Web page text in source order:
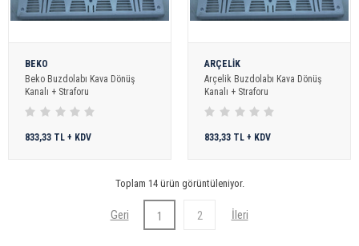
BEKO
Beko Buzdolabı Kava Dönüş
Kanalı + Straforu
833,33 TL + KDV
ARÇELİK
Arçelik Buzdolabı Kava Dönüş
Kanalı + Straforu
833,33 TL + KDV
Toplam 14 ürün görüntüleniyor.
1 2